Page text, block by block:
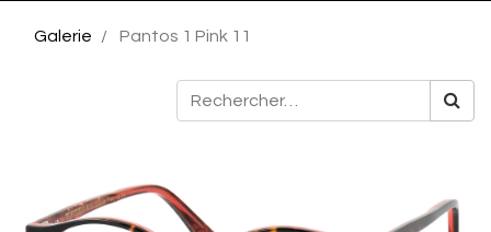
Galerie Pantos 1 Pink 11